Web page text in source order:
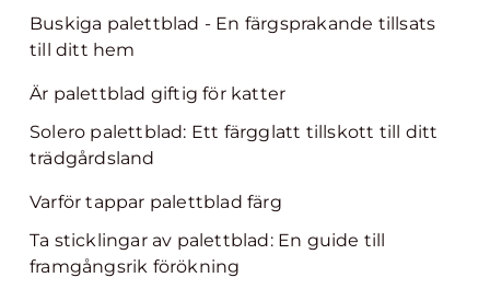
Buskiga palettblad - En färgsprakande tillsats
till ditt hem
Är palettblad giftig för katter
Solero palettblad: Ett färgglatt tillskott till ditt
trädgårdsland
Varför tappar palettblad färg
Ta sticklingar av palettblad: En guide till
framgångsrik förökning